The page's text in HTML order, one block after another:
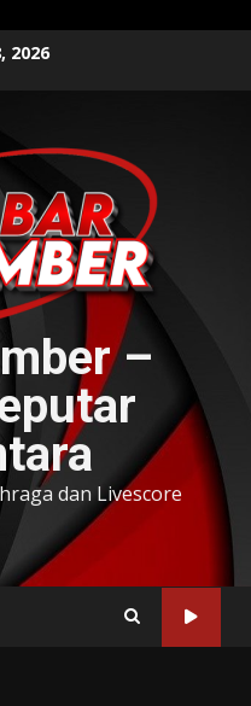
2026
–
dan Livescore